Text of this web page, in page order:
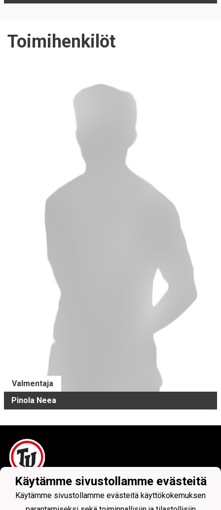
Toimihenkilöt
Valmentaja
Pinola Neea
Tietosuojaseloste
Käytämme sivustollamme evästeitä
Käytämme sivustollamme evästeitä käyttökokemuksen